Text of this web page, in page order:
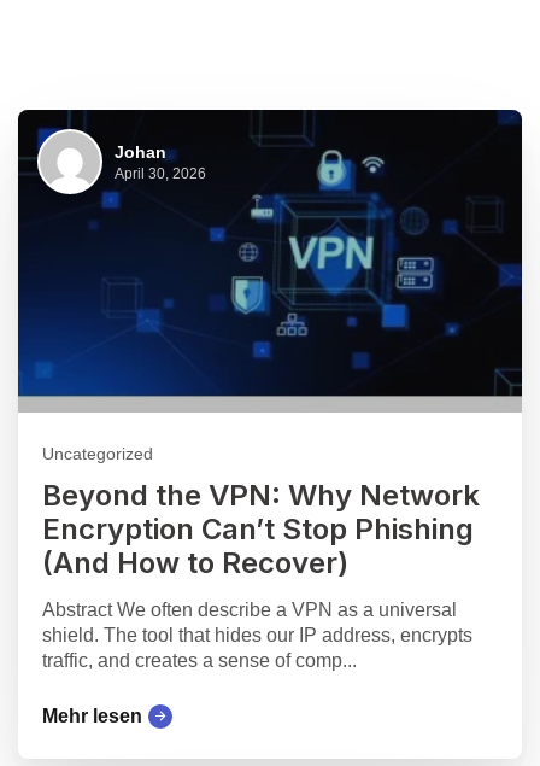
Johan
April 30, 2026
Uncategorized
Beyond the VPN: Why Network
Encryption Can’t Stop Phishing
(And How to Recover)
Abstract We often describe a VPN as a universal
shield. The tool that hides our IP address, encrypts
traffic, and creates a sense of comp...
Mehr lesen